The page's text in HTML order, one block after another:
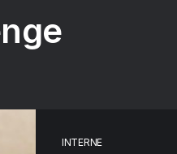
INTERNE